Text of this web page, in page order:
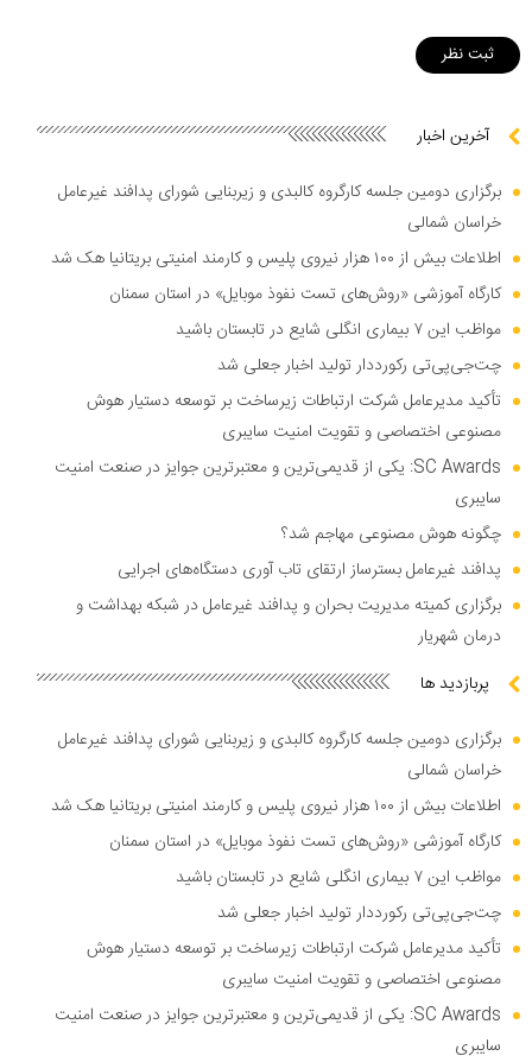
آخرین اخبار
برگزاری دومین جلسه کارگروه کالبدی و زیربنایی شورای پدافند غیرعامل
خراسان شمالی
اطلاعات بیش از ۱۰۰ هزار نیروی پلیس و کارمند امنیتی بریتانیا هک شد
کارگاه آموزشی «روش‌های تست نفوذ موبایل» در استان سمنان
مواظب این ۷ بیماری انگلی شایع در تابستان باشید
چت‌جی‌پی‌تی رکورددار تولید اخبار جعلی شد
تأکید مدیرعامل شرکت ارتباطات زیرساخت بر توسعه دستیار هوش
مصنوعی اختصاصی و تقویت امنیت سایبری
SC Awards: یکی از قدیمی‌ترین و معتبرترین جوایز در صنعت امنیت
سایبری
چگونه هوش مصنوعی مهاجم شد؟
پدافند غیرعامل بسترساز ارتقای تاب آوری دستگاه‌های اجرایی
برگزاری کمیته مدیریت بحران و پدافند غیرعامل در شبکه بهداشت و
درمان شهریار
پربازدید ها
برگزاری دومین جلسه کارگروه کالبدی و زیربنایی شورای پدافند غیرعامل
خراسان شمالی
اطلاعات بیش از ۱۰۰ هزار نیروی پلیس و کارمند امنیتی بریتانیا هک شد
کارگاه آموزشی «روش‌های تست نفوذ موبایل» در استان سمنان
مواظب این ۷ بیماری انگلی شایع در تابستان باشید
چت‌جی‌پی‌تی رکورددار تولید اخبار جعلی شد
تأکید مدیرعامل شرکت ارتباطات زیرساخت بر توسعه دستیار هوش
مصنوعی اختصاصی و تقویت امنیت سایبری
SC Awards: یکی از قدیمی‌ترین و معتبرترین جوایز در صنعت امنیت
سایبری